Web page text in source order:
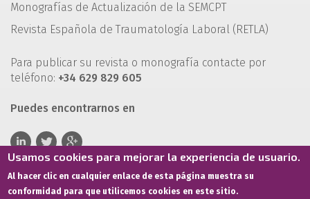
Monografías de Actualización de la SEMCPT
Revista Española de Traumatología Laboral (RETLA)
Para publicar su revista o monografía contacte por
teléfono: +34 629 829 605
Puedes encontrarnos en
Usamos cookies para mejorar la experiencia de usuario.
Al hacer clic en cualquier enlace de esta página muestra su
conformidad para que utilicemos cookies en este sitio.